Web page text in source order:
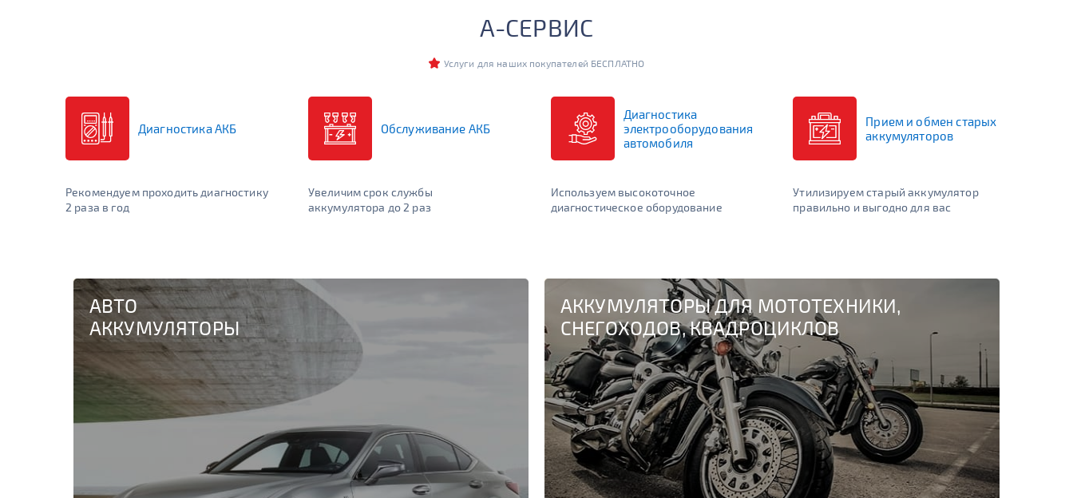
Сначала выберите бренд или линейку
ПОДОБРАТЬ
*Если у вас возникли вопросы или трудности с выбором аккумулятора, уточняйте оптимальный вариант по телефону
(3842) 333-093
наших магазинах.
А-СЕРВИС
Услуги для наших покупателей БЕСПЛАТНО
Диагностика АКБ
Рекомендуем проходить диагностику
2 раза в год
Обслуживание АКБ
Увеличим срок службы
аккумулятора до 2 раз
Диагностика
электрооборудования
автомобиля
Используем высокоточное
диагностическое оборудование
Прием и обмен старых
аккумуляторов
Утилизируем старый аккумулятор
правильно и выгодно для вас
АВТО
АККУМУЛЯТОРЫ
АККУМУЛЯТОРЫ ДЛЯ МОТОТЕХНИКИ,
СНЕГОХОДОВ, КВАДРОЦИКЛОВ